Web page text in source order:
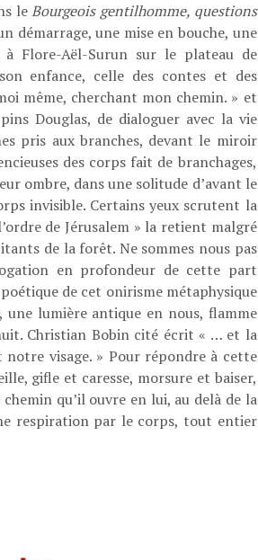
leBourgeois gentilhomme, questions
démarrage, une mise en bouche, une
Flore-Aël-Surun sur le plateau de
enfance, celle des contes et des
même, cherchant mon chemin. » et
Douglas, de dialoguer avec la vie
pris aux branches, devant le miroir
des corps fait de branchages,
ombre, dans une solitude d’avant le
invisible. Certains yeux scrutent la
de Jérusalem » la retient malgré
de la forêt. Ne sommes nous pas
en profondeur de cette part
de cet onirisme métaphysique
une lumière antique en nous, flamme
Christian Bobin cité écrit « … et la
visage. » Pour répondre à cette
gifle et caresse, morsure et baiser,
qu’il ouvre en lui, au delà de la
respiration par le corps, tout entier